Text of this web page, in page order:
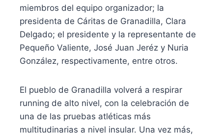
miembros del equipo organizador; la
presidenta de Cáritas de Granadilla, Clara
Delgado; el presidente y la representante de
Pequeño Valiente, José Juan Jeréz y Nuria
González, respectivamente, entre otros.
El pueblo de Granadilla volverá a respirar
running de alto nivel, con la celebración de
una de las pruebas atléticas más
multitudinarias a nivel insular. Una vez más,